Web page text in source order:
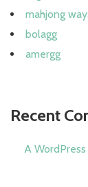
mahjong
bolagg
amergg
Recent
A